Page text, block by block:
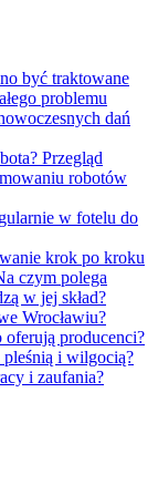
być traktowane
problemu
dań
Przegląd
robotów
w fotelu do
krok po kroku
czym polega
w jej skład?
Wrocławiu?
oferują producenci?
pleśnią i wilgocią?
i zaufania?